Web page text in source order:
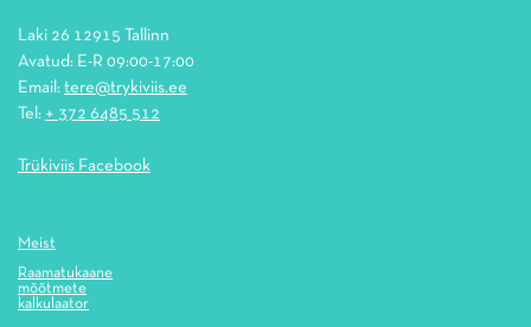
Laki 26 12915 Tallinn
Avatud: E-R 09:00-17:00
Email: tere@trykiviis.ee
Tel: + 372 6485 512
Trükiviis Facebook
Meist
Raamatukaane
mõõtmete
kalkulaator